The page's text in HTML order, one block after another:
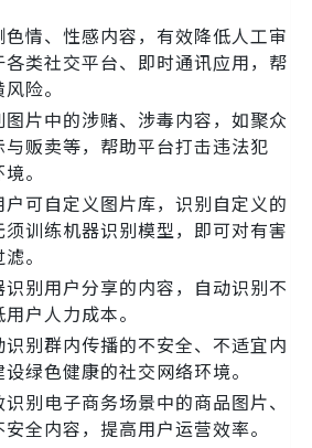
情、性感内容，有效降低人工审
类社交平台、即时通讯应用，帮
险。
片中的涉赌、涉毒内容，如聚众
贩卖等，帮助平台打击违法犯
。
可自定义图片库，识别自定义的
训练机器识别模型，即可对有害
。
别用户分享的内容，自动识别不
户人力成本。
别群内传播的不安全、不适宜内
绿色健康的社交网络环境。
别电子商务场景中的商品图片、
全内容，提高用户运营效率。